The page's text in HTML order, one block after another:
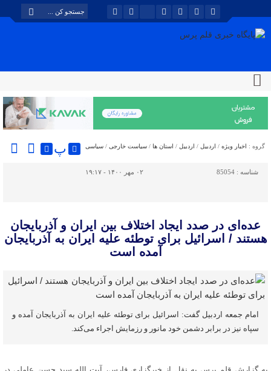
گروه : اخبار ویژه / اردبیل / اردبیل / استان ها / سیاست خارجی / سیاسی پ
شناسه : 85054 ۰۲ مهر ۱۴۰۰ - ۱۹:۱۷
عده‌ای در صدد ایجاد اختلاف بین ایران و آذربایجان
هستند / اسرائیل برای توطئه علیه ایران به آذربایجان
آمده است
امام جمعه اردبیل گفت: اسرائیل برای توطئه علیه ایران به آذربایجان آمده و
سپاه نیز در برابر دشمن خود مانور و رزمایش اجراء می‌کند.